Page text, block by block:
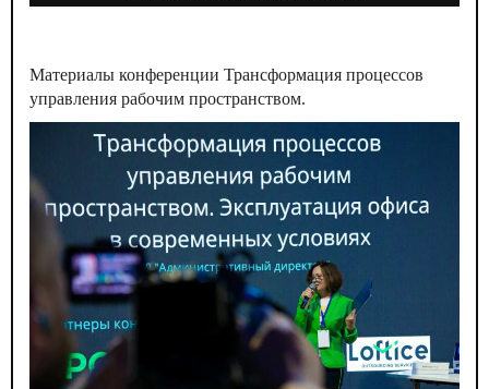
Материалы конференции Трансформация процессов
управления рабочим пространством.